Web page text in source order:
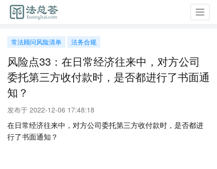
常法顾问风险清单 法务合规
风险点33：在日常经济往来中，对方公司
委托第三方收付款时，是否都进行了书面通
知？
发布于 2022-12-06 17:48:18
在日常经济往来中，对方公司委托第三方收付款时，是否都进
行了书面通知？